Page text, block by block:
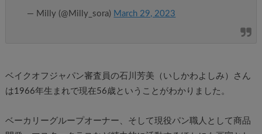
— Milly (@Milly_sora) March 29, 2023
ベイクオフジャパン審査員の石川芳美（いしかわよしみ）さん
は1966年生まれで現在56歳ということがわかりました。
ベーカリーグループオーナー、そして現役パン職人として商品